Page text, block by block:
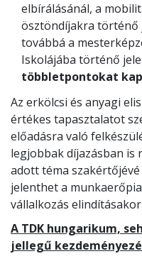
elbírálásánál, a
ösztöndíjakra történő
továbbá a
Iskolájába történő
többletpontokat
Az erkölcsi és anyagi
értékes tapasztalatot
előadásra való
legjobbak díjazásban is
adott téma
jelenthet a
vállalkozás elindításakor
A TDK hungarikum,
jellegű